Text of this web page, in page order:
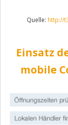
Quelle: http://
Einsatz
mobile